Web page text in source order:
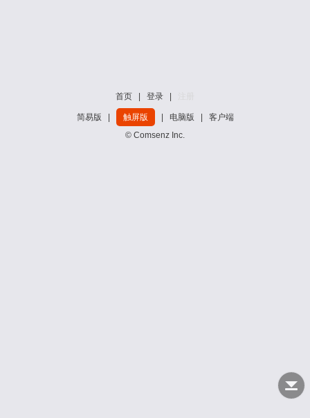
首页 登录
简易版 触屏版 电脑版
客户端
© Comsenz Inc.